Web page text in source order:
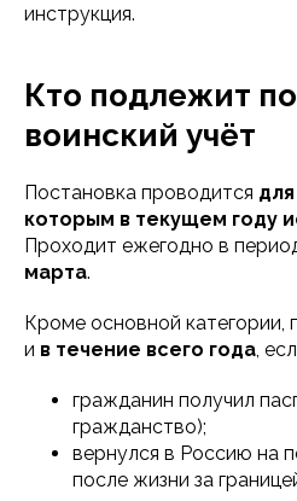
инструкция.
Кто подлежит
воинский учёт
Постановка проводится
которым в текущем году
Проходит ежегодно в
марта.
Кроме основной категории,
и в течение всего года,
гражданин получил
гражданство);
вернулся в Россию на
после жизни за